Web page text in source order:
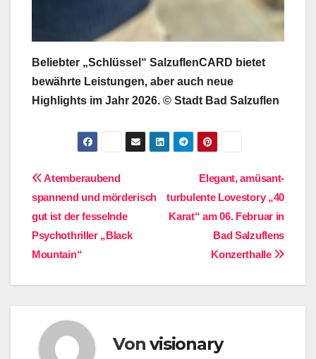
Beliebter „Schlüssel“ SalzuflenCARD bietet
bewährte Leistungen, aber auch neue
Highlights im Jahr 2026. © Stadt Bad Salzuflen
BeitragsnavigationElegant, amüsant-
turbulente Lovestory „40
Karat“ am 06. Februar in
Bad Salzuflens
Konzerthalle
Atemberaubend
spannend und mörderisch
gut ist der fesselnde
Psychothriller „Black
Mountain“
Vonvisionary